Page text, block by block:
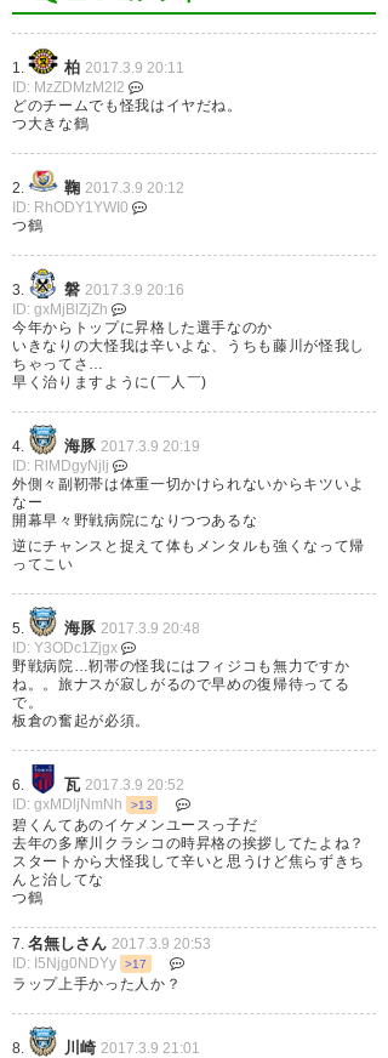
ω；`)焦らず治しておくれ… 田中
碧選手のケガについて | お知ら
せ | KAWASAKI FRONTALE
https://t.co/P6kP73CVg6
@kawasaki_f
? みやあおフレンズ＠インソム
ニア (miyabako)2017, 3月 9
く良くなってまたあの笑顔が見
れますように！ #frontale
? 月川美流 (miryutsuki)
1番悔しくて1番辛いのは碧くん
だから わたしは黙って応援しと
くよ ????? １日も早く元気にピッ
チを駆け回る 碧くんがみれます
ように！( ^＿^ ) ? どこまでも付
いてくで〜たなかあお！！
https://t.co/jcxmTM9SHu
? ? ? ? (aoay_10)2017, 3月 9
フロンターレ入団が決まってか
ら大怪我して、それでもフロン
ターレはその選手に入団しても
らい、スタッフもサポーターも
怪我が治るまで温かく待って、
そして今ではフロンターレの
堂々のキャプテンで、日本代表
となって我々を歓喜させてくれ
る選手を知ってます。 田中碧選
1. 柏 2017.3.9 20:11
ID: MzZDMzM2I2
どのチームでも怪我はイヤだね。
つ大きな鶴
2. 鞠 2017.3.9 20:12
ID: RhODY1YWI0
つ鶴
3. 磐 2017.3.9 20:16
ID: gxMjBlZjZh
今年からトップに昇格した選手なのか
いきなりの大怪我は辛いよな、うちも藤川が怪我し
ちゃってさ…
早く治りますように(￣人￣)
4. 海豚 2017.3.9 20:19
ID: RlMDgyNjlj
外側々副靭帯は体重一切かけられないからキツいよ
なー
開幕早々野戦病院になりつつあるな
逆にチャンスと捉えて体もメンタルも強くなって帰
ってこい
5. 海豚 2017.3.9 20:48
ID: Y3ODc1Zjgx
野戦病院…靭帯の怪我にはフィジコも無力ですか
ね。。旅ナスが寂しがるので早めの復帰待ってる
で。
板倉の奮起が必須。
6. 瓦 2017.3.9 20:52
ID: gxMDljNmNh
>13
碧くんてあのイケメンユースっ子だ
去年の多摩川クラシコの時昇格の挨拶してたよね？
スタートから大怪我して辛いと思うけど焦らずきち
んと治してな
つ鶴
7. 名無しさん 2017.3.9 20:53
ID: I5Njg0NDYy
>17
ラップ上手かった人か？
8. 川崎 2017.3.9 21:01